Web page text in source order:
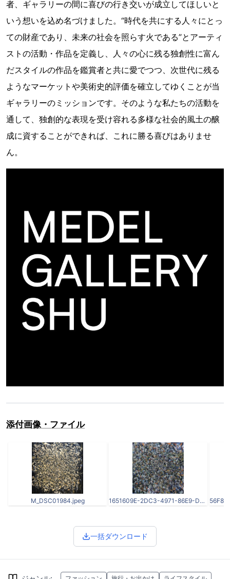
者、ギャラリーの間に喜びの行き交いが成立してほしいと
いう想いを込め名づけました。“時代を共にする人々にとっ
ての財産であり、未来の社会を照らす火である”とアーティ
ストの活動・作品を定義し、人々の心に残る独創性に富ん
だスタイルの作品を鑑賞者と共に愛でつつ、次世代に残る
ようなマーケットや美術史的評価を確立してゆくことが当
ギャラリーのミッションです。そのような私たちの活動を
通して、独創的な表現を受け容れる多様な社会的風土の醸
成に資することができれば、これに勝る喜びはありませ
ん。
添付画像・ファイル
M_DSC01984.jpeg 1651609E-2DC3-4971-86E9-DC0E7F96FB79.jpg
一括ダウンロード